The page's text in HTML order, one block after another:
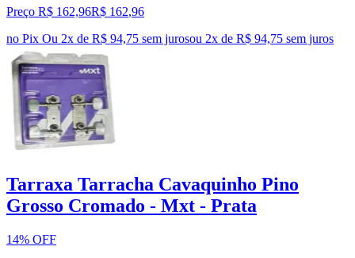
Preço R$ 162,96R$ 162,96
no Pix Ou 2x de R$ 94,75 sem jurosou 2x de R$ 94,75 sem juros
Tarraxa Tarracha Cavaquinho Pino
Grosso Cromado - Mxt - Prata
14% OFF